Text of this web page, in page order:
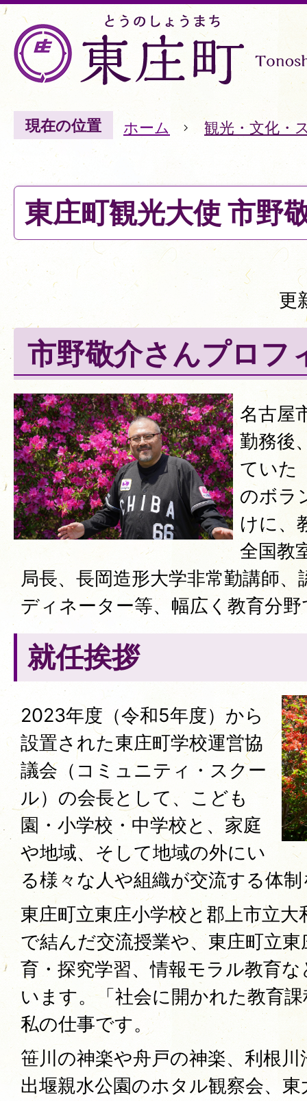
現在の位置 ホーム 観光・文化・
東庄町観光大使 市野
更
市野敬介さんプロフ
名古屋
勤務後
ていた
のボラ
けに、
全国教
局長、長岡造形大学非常勤講師
ディネーター等、幅広く教育分
就任挨拶
2023年度（令和5年度）から
設置された東庄町学校運営協
議会（コミュニティ・スクー
ル）の会長として、こども
園・小学校・中学校と、家庭
や地域、そして地域の外にい
る様々な人や組織が交流する体
東庄町立東庄小学校と郡上市立
で結んだ交流授業や、東庄町立
育・探究学習、情報モラル教育
います。「社会に開かれた教育
私の仕事です。
笹川の神楽や舟戸の神楽、利根
出堰親水公園のホタル観察会、